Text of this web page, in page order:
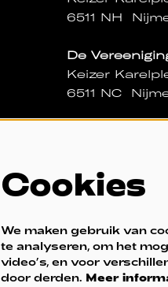
6511 NH
De
Keizer
6511 NC
Geopend van
- 15:00 uur
kassa@sedv.nl
Cookies
We maken gebruik van
te analyseren, om het
video’s, en voor
door derden. Meer